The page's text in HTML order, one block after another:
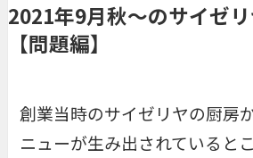
2021年9月秋〜のサイゼ
【問題編】
創業当時のサイゼリヤの厨房
ニューが生み出されていると